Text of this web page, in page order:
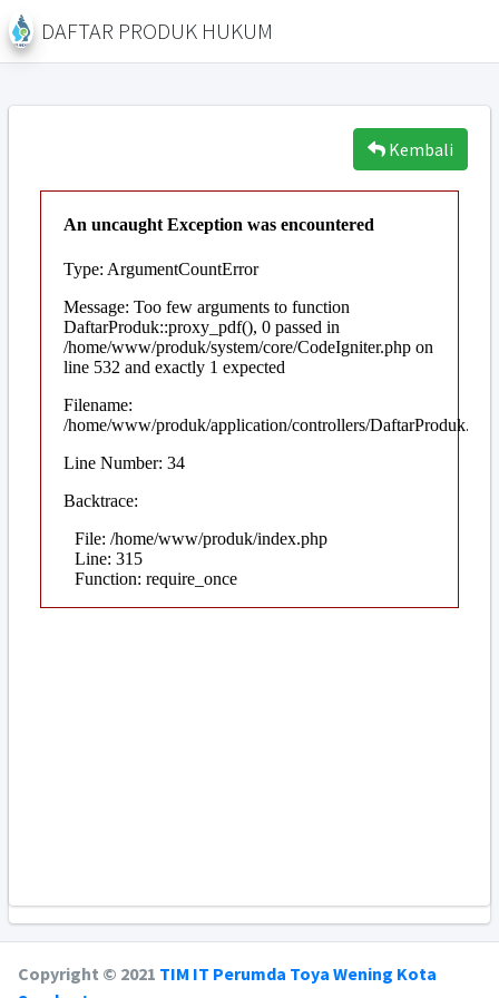
DAFTAR PRODUK HUKUM
Kembali
Copyright © 2021 TIM IT Perumda Toya Wening Kota